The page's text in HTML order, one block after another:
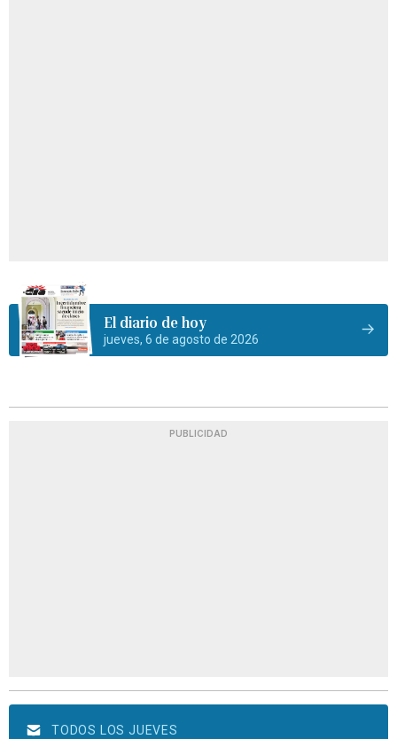
El diario de hoy
jueves, 6 de agosto de 2026
PUBLICIDAD
TODOS LOS JUEVES